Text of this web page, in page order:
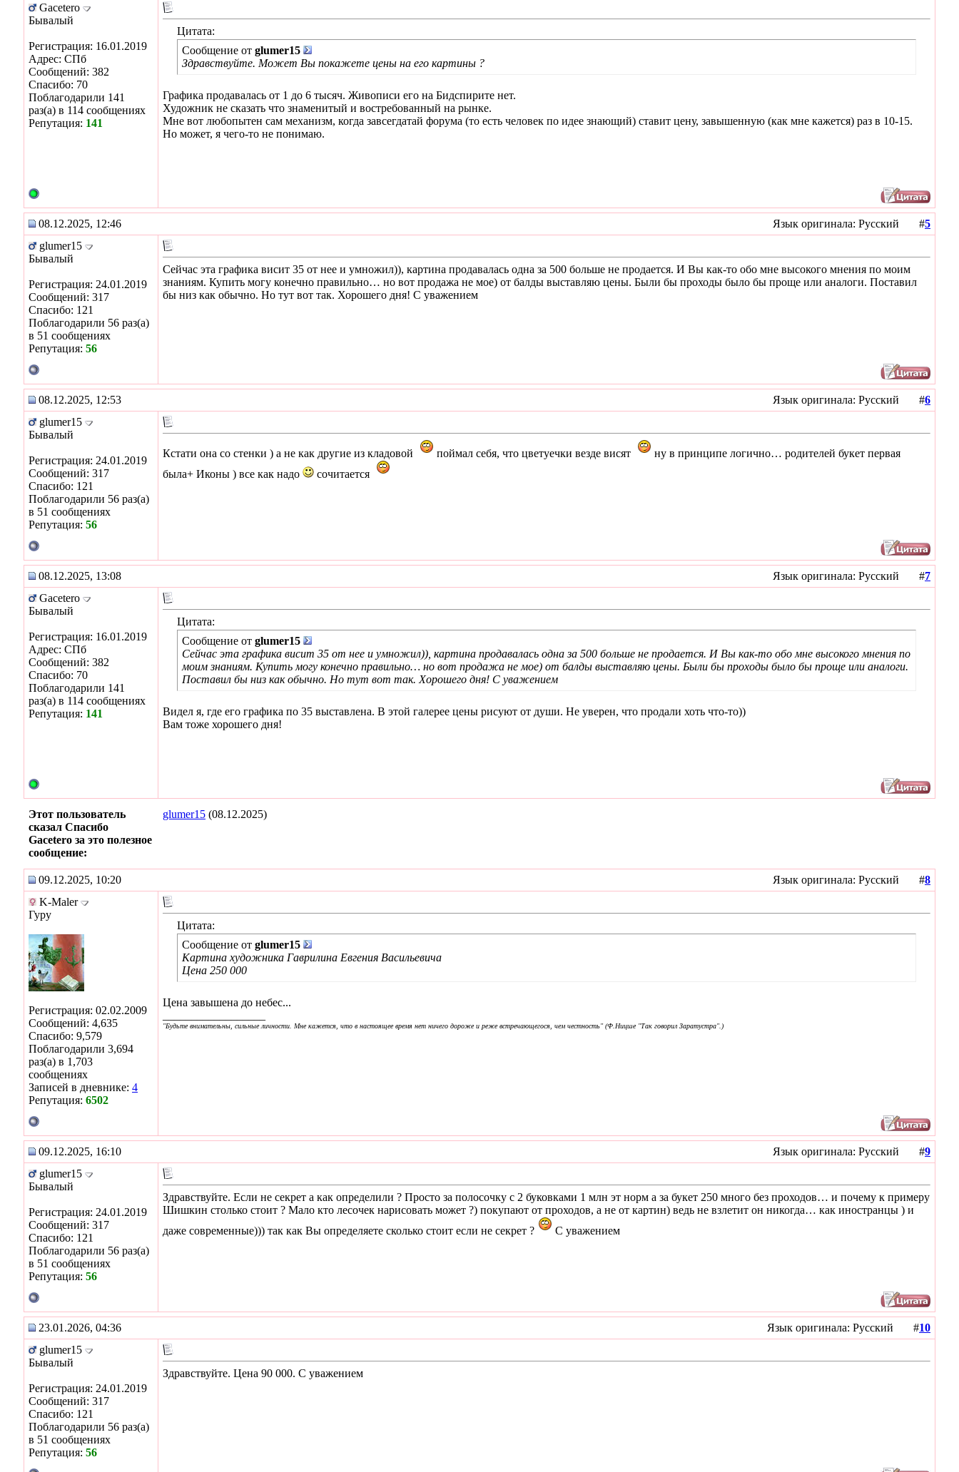
Gacetero
Бывалый
Регистрация: 16.01.2019
Адрес: СПб
Сообщений: 382
Спасибо: 70
Поблагодарили 141
раз(а) в 114 сообщениях
Репутация: 141
Цитата:
Сообщение от glumer15
Здравствуйте. Может Вы покажете цены на его картины ?
Графика продавалась от 1 до 6 тысяч. Живописи его на Бидспирите нет.
Художник не сказать что знаменитый и востребованный на рынке.
Мне вот любопытен сам механизм, когда завсегдатай форума (то есть человек по идее знающий) ставит цену, завышенную (как мне кажется) раз в 10-15.
Но может, я чего-то не понимаю.
08.12.2025, 12:46 Язык оригинала: Русский #5
glumer15
Бывалый
Регистрация: 24.01.2019
Сообщений: 317
Спасибо: 121
Поблагодарили 56 раз(а)
в 51 сообщениях
Репутация: 56
Сейчас эта графика висит 35 от нее и умножил)), картина продавалась одна за 500 больше не продается. И Вы как-то обо мне высокого мнения по моим
знаниям. Купить могу конечно правильно… но вот продажа не мое) от балды выставляю цены. Были бы проходы было бы проще или аналоги. Поставил
бы низ как обычно. Но тут вот так. Хорошего дня! С уважением
08.12.2025, 12:53 Язык оригинала: Русский #6
glumer15
Бывалый
Регистрация: 24.01.2019
Сообщений: 317
Спасибо: 121
Поблагодарили 56 раз(а)
в 51 сообщениях
Репутация: 56
Кстати она со стенки ) а не как другие из кладовой поймал себя, что цветуечки везде висят
ну в принципе логично… родителей букет первая
была+ Иконы ) все как надо
сочитается
08.12.2025, 13:08 Язык оригинала: Русский #7
Gacetero
Бывалый
Регистрация: 16.01.2019
Адрес: СПб
Сообщений: 382
Спасибо: 70
Поблагодарили 141
раз(а) в 114 сообщениях
Репутация: 141
Цитата:
Сообщение от glumer15
Сейчас эта графика висит 35 от нее и умножил)), картина продавалась одна за 500 больше не продается. И Вы как-то обо мне высокого мнения по
моим знаниям. Купить могу конечно правильно… но вот продажа не мое) от балды выставляю цены. Были бы проходы было бы проще или аналоги.
Поставил бы низ как обычно. Но тут вот так. Хорошего дня! С уважением
Видел я, где его графика по 35 выставлена. В этой галерее цены рисуют от души. Не уверен, что продали хоть что-то))
Вам тоже хорошего дня!
Этот пользователь
сказал Спасибо
Gacetero за это полезное
сообщение:
glumer15 (08.12.2025)
09.12.2025, 10:20 Язык оригинала: Русский #8
K-Maler
Гуру
Регистрация: 02.02.2009
Сообщений: 4,635
Спасибо: 9,579
Поблагодарили 3,694
раз(а) в 1,703
сообщениях
Записей в дневнике: 4
Репутация: 6502
Цитата:
Сообщение от glumer15
Картина художника Гаврилина Евгения Васильевича
Цена 250 000
Цена завышена до небес...
"Будьте внимательны, сильные личности. Мне кажется, что в настоящее время нет ничего дороже и реже встречающегося, чем честность" (Ф.Ницше "Так говорил Заратустра".)
09.12.2025, 16:10 Язык оригинала: Русский #9
glumer15
Бывалый
Регистрация: 24.01.2019
Сообщений: 317
Спасибо: 121
Поблагодарили 56 раз(а)
в 51 сообщениях
Репутация: 56
Здравствуйте. Если не секрет а как определили ? Просто за полосочку с 2 буковками 1 млн эт норм а за букет 250 много без проходов… и почему к примеру
Шишкин столько стоит ? Мало кто лесочек нарисовать может ?) покупают от проходов, а не от картин) ведь не взлетит он никогда… как иностранцы ) и
даже современные))) так как Вы определяете сколько стоит если не секрет ?
С уважением
23.01.2026, 04:36 Язык оригинала: Русский #10
glumer15
Бывалый
Регистрация: 24.01.2019
Сообщений: 317
Спасибо: 121
Поблагодарили 56 раз(а)
в 51 сообщениях
Репутация: 56
Здравствуйте. Цена 90 000. С уважением